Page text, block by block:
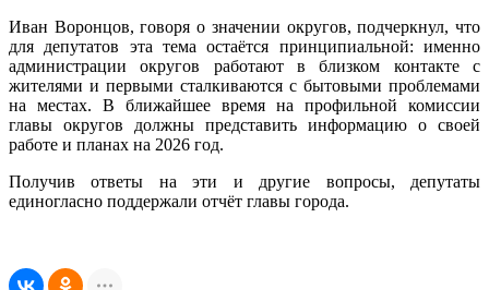
Иван Воронцов, говоря о значении округов, подчеркнул, что
для депутатов эта тема остаётся принципиальной: именно
администрации округов работают в близком контакте с
жителями и первыми сталкиваются с бытовыми проблемами
на местах. В ближайшее время на профильной комиссии
главы округов должны представить информацию о своей
работе и планах на 2026 год.
Получив ответы на эти и другие вопросы, депутаты
единогласно поддержали отчёт главы города.